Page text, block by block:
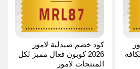
لكافة
كود خصم صيدلية لامور
2026 كوبون فعال مميز لكل
المنتجات لامور